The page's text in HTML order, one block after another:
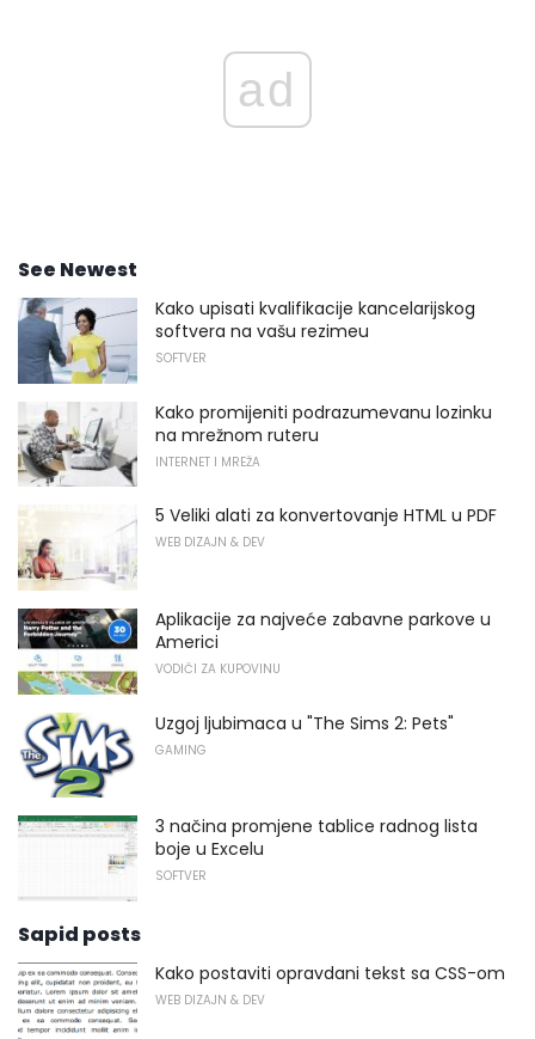
ad
See Newest
Kako upisati kvalifikacije kancelarijskog
softvera na vašu rezimeu
SOFTVER
Kako promijeniti podrazumevanu lozinku
na mrežnom ruteru
INTERNET I MREŽA
5 Veliki alati za konvertovanje HTML u PDF
WEB DIZAJN & DEV
Aplikacije za najveće zabavne parkove u
Americi
VODIČI ZA KUPOVINU
Uzgoj ljubimaca u "The Sims 2: Pets"
GAMING
3 načina promjene tablice radnog lista
boje u Excelu
SOFTVER
Sapid posts
Kako postaviti opravdani tekst sa CSS-om
WEB DIZAJN & DEV